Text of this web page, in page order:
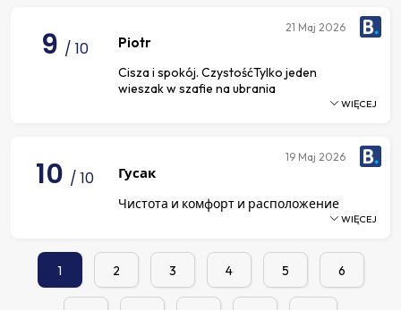
9 / 10 Piotr
Cisza i spokój. CzystośćTylko jeden
wieszak w szafie na ubrania
21 Maj 2026
WIĘCEJ
10 / 10 Гусак
Чистота и комфорт и расположение
19 Maj 2026
WIĘCEJ
1 2 3 4 5 6